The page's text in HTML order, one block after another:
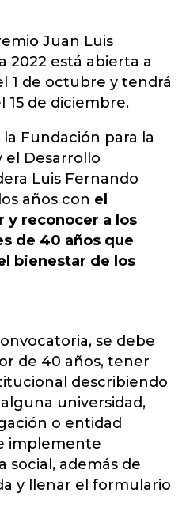
Juan Luis
2022 está abierta a
1 de octubre y tendrá
de diciembre.
Fundación para la
el Desarrollo
Luis Fernando
años con el
y reconocer a los
de 40 años que
bienestar de los
se debe
de 40 años, tener
describiendo
universidad,
o entidad
implemente
social, además de
y llenar el formulario